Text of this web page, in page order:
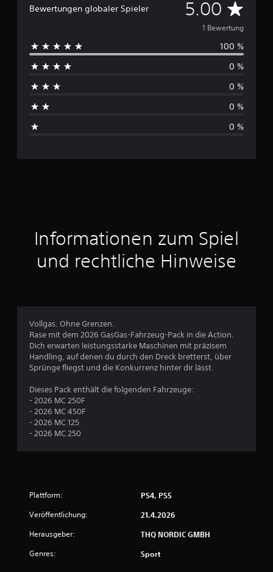
Bewertungen globaler Spieler 5.00 D
u
r
c
s
h
t
t
h
e
1 Bewertung
100 %
0 %
0 %
0 %
0 %
Informationen zum Spiel
und rechtliche Hinweise
Vollgas. Ohne Grenzen.
Rase mit dem 2026 GasGas-Fahrzeug-Pack in die Action.
Dich erwarten leistungsstarke Maschinen mit präzisem
Handling, auf denen du durch den Dreck bretterst, über
Sprünge fliegst und die Konkurrenz hinter dir lässt.
Dieses Pack enthält die folgenden Fahrzeuge:
- 2026 MC 250F
- 2026 MC 450F
- 2026 MC 125
- 2026 MC 250
Plattform: PS4, PS5
Veröffentlichung: 21.4.2026
Herausgeber: THQ NORDIC GMBH
Genres: Sport